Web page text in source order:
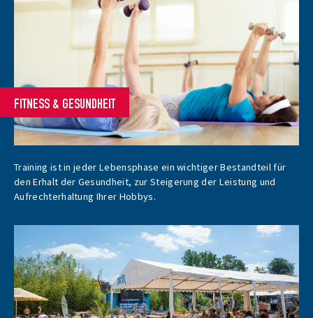
FITNESS & GESUNDHEIT
Training ist in jeder Lebensphase ein wichtiger Bestandteil für
den Erhalt der Gesundheit, zur Steigerung der Leistung und
Aufrechterhaltung Ihrer Hobbys.